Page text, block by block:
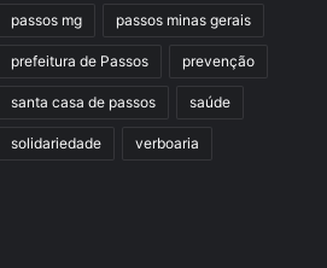
passos mg passos minas gerais
prefeitura de Passos prevenção
santa casa de passos saúde
solidariedade verboaria